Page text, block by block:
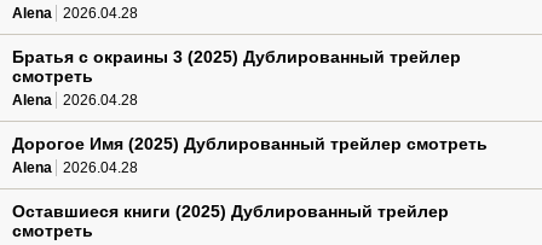
Alena 2026.04.28
Братья с окраины 3 (2025) Дублированный трейлер
смотреть
Alena 2026.04.28
Дорогое Имя (2025) Дублированный трейлер смотреть
Alena 2026.04.28
Оставшиеся книги (2025) Дублированный трейлер
смотреть